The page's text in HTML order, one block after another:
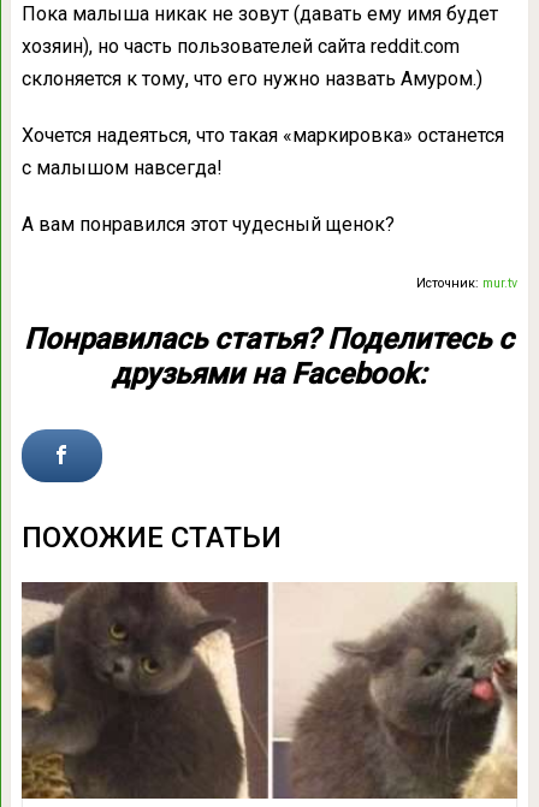
Пока малыша никак не зовут (давать ему имя будет
хозяин), но часть пользователей сайта reddit.com
склоняется к тому, что его нужно назвать Амуром.)
Хочется надеяться, что такая «маркировка» останется
с малышом навсегда!
А вам понравился этот чудесный щенок?
Источник: mur.tv
Понравилась статья? Поделитесь с
друзьями на Facebook:
ПОХОЖИЕ СТАТЬИ